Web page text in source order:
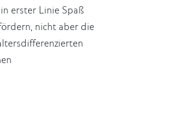
erster Linie Spaß
nicht aber die